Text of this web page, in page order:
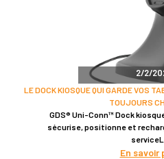
2/2/
LE DOCK KIOSQUE QUI GARDE VOS
TOUJOURS
GDS® Uni-Conn™ Dock
sécurise, positionne et
En savoir